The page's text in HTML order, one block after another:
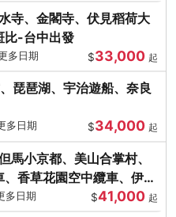
寺、金閣寺、伏見稻荷大
比-台中出發
多日期 $33,000 起
琵琶湖、宇治遊船、奈良
多日期 $34,000 起
小京都、美山合掌村、
香草花園空中纜車、伊勢
多日期 $41,000 起